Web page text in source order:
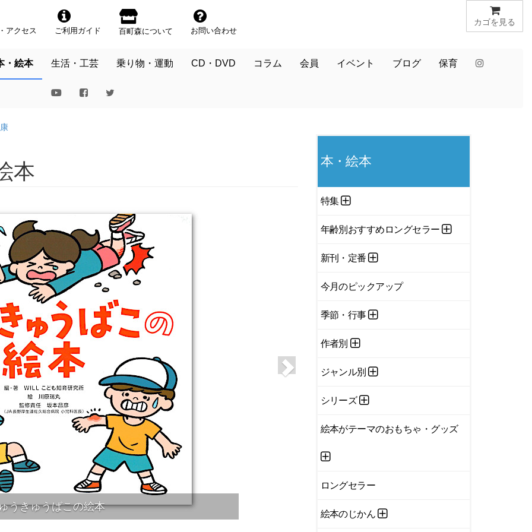
カゴを見る
アクセス ご利用ガイド 百町森について お問い合わせ
・絵本 生活・工芸 乗り物・運動 CD・DVD コラム 会員 イベント ブログ 保育
本
うきゅうばこの絵本
本・絵本
特集
年齢別おすすめロングセラー
新刊・定番
今月のピックアップ
季節・行事
作者別
ジャンル別
シリーズ
絵本がテーマのおもちゃ・グッズ
ロングセラー
絵本のじかん